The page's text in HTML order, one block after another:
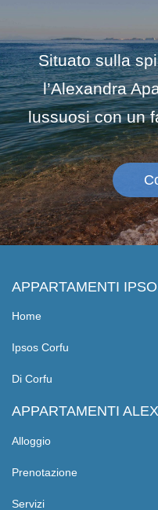
Situato sulla
l’Alexandra
lussuosi con un
APPARTAMENTI
Home
Ipsos Corfu
Di Corfu
APPARTAMENTI